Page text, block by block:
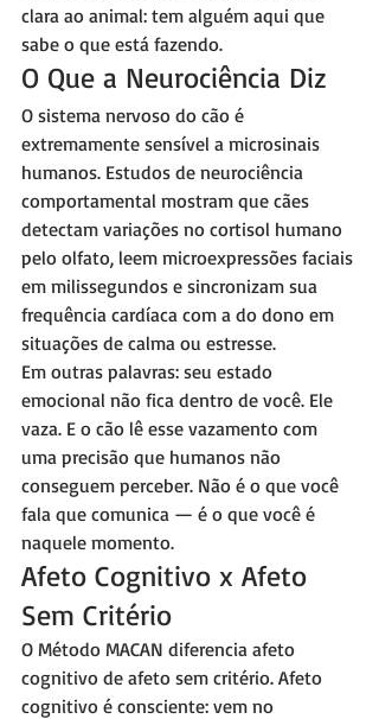
clara ao animal: tem alguém aqui que
sabe o que está fazendo.
O Que a Neurociência Diz
O sistema nervoso do cão é
extremamente sensível a microsinais
humanos. Estudos de neurociência
comportamental mostram que cães
detectam variações no cortisol humano
pelo olfato, leem microexpressões faciais
em milissegundos e sincronizam sua
frequência cardíaca com a do dono em
situações de calma ou estresse.
Em outras palavras: seu estado
emocional não fica dentro de você. Ele
vaza. E o cão lê esse vazamento com
uma precisão que humanos não
conseguem perceber. Não é o que você
fala que comunica — é o que você é
naquele momento.
Afeto Cognitivo x Afeto
Sem Critério
O Método MACAN diferencia afeto
cognitivo de afeto sem critério. Afeto
cognitivo é consciente: vem no